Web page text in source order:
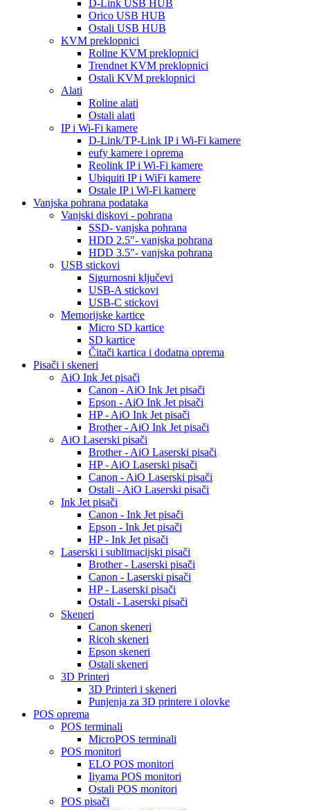
D-Link USB HUB
Orico USB HUB
Ostali USB HUB
KVM preklopnici
Roline KVM preklopnici
Trendnet KVM preklopnici
Ostali KVM preklopnici
Alati
Roline alati
Ostali alati
IP i Wi-Fi kamere
D-Link/TP-Link IP i Wi-Fi kamere
eufy kamere i oprema
Reolink IP i Wi-Fi kamere
Ubiquiti IP i WiFi kamere
Ostale IP i Wi-Fi kamere
Vanjska pohrana podataka
Vanjski diskovi - pohrana
SSD- vanjska pohrana
HDD 2.5"- vanjska pohrana
HDD 3.5"- vanjska pohrana
USB stickovi
Sigurnosni ključevi
USB-A stickovi
USB-C stickovi
Memorijske kartice
Micro SD kartice
SD kartice
Čitači kartica i dodatna oprema
Pisači i skeneri
AiO Ink Jet pisači
Canon - AiO Ink Jet pisači
Epson - AiO Ink Jet pisači
HP - AiO Ink Jet pisači
Brother - AiO Ink Jet pisači
AiO Laserski pisači
Brother - AiO Laserski pisači
HP - AiO Laserski pisači
Canon - AiO Laserski pisači
Ostali - AiO Laserski pisači
Ink Jet pisači
Canon - Ink Jet pisači
Epson - Ink Jet pisači
HP - Ink Jet pisači
Laserski i sublimacijski pisači
Brother - Laserski pisači
Canon - Laserski pisači
HP - Laserski pisači
Ostali - Laserski pisači
Skeneri
Canon skeneri
Ricoh skeneri
Epson skeneri
Ostali skeneri
3D Printeri
3D Printeri i skeneri
Punjenja za 3D printere i olovke
POS oprema
POS terminali
MicroPOS terminali
POS monitori
ELO POS monitori
Iiyama POS monitori
Ostali POS monitori
POS pisači